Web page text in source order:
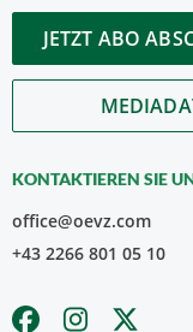
JETZT ABO
KONTAKTIEREN SIE
office@oevz.com
+43 2266 801 05 10